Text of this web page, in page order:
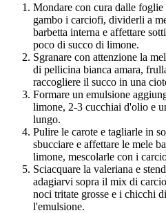
Mondare con cura dalle foglie
gambo i carciofi, dividerli a
barbetta interna e affettare
poco di succo di limone.
Sgranare con attenzione la
di pellicina bianca amara,
raccogliere il succo in una
Formare un emulsione
limone, 2-3 cucchiai d'olio e
lungo.
Pulire le carote e tagliarle in
sbucciare e affettare le mele
limone, mescolarle con i
Sciacquare la valeriana e
adagiarvi sopra il mix di
noci tritate grosse e i chicchi
l'emulsione.